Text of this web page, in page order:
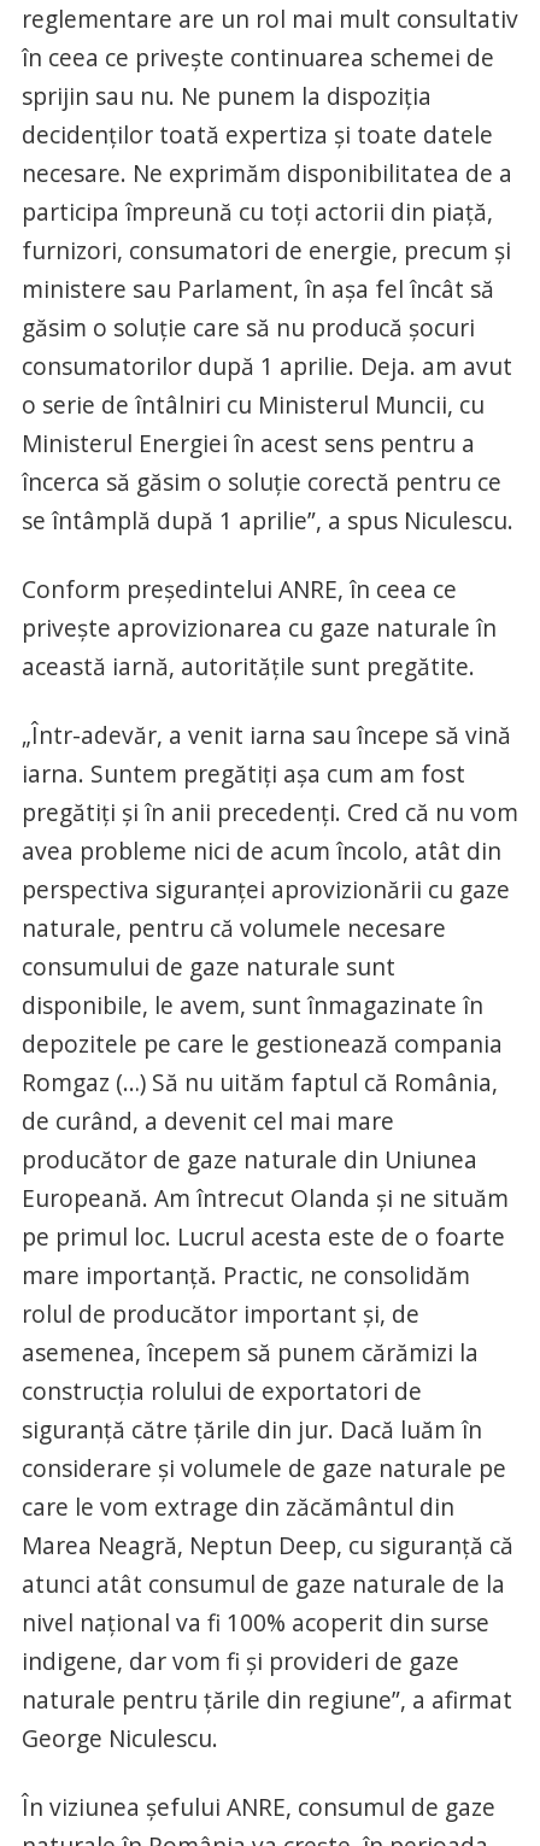
reglementare are un rol mai mult consultativ
în ceea ce priveşte continuarea schemei de
sprijin sau nu. Ne punem la dispoziţia
decidenţilor toată expertiza şi toate datele
necesare. Ne exprimăm disponibilitatea de a
participa împreună cu toţi actorii din piaţă,
furnizori, consumatori de energie, precum şi
ministere sau Parlament, în aşa fel încât să
găsim o soluţie care să nu producă şocuri
consumatorilor după 1 aprilie. Deja. am avut
o serie de întâlniri cu Ministerul Muncii, cu
Ministerul Energiei în acest sens pentru a
încerca să găsim o soluţie corectă pentru ce
se întâmplă după 1 aprilie”, a spus Niculescu.
Conform preşedintelui ANRE, în ceea ce
priveşte aprovizionarea cu gaze naturale în
această iarnă, autorităţile sunt pregătite.
„Într-adevăr, a venit iarna sau începe să vină
iarna. Suntem pregătiţi aşa cum am fost
pregătiţi şi în anii precedenţi. Cred că nu vom
avea probleme nici de acum încolo, atât din
perspectiva siguranţei aprovizionării cu gaze
naturale, pentru că volumele necesare
consumului de gaze naturale sunt
disponibile, le avem, sunt înmagazinate în
depozitele pe care le gestionează compania
Romgaz (…) Să nu uităm faptul că România,
de curând, a devenit cel mai mare
producător de gaze naturale din Uniunea
Europeană. Am întrecut Olanda şi ne situăm
pe primul loc. Lucrul acesta este de o foarte
mare importanţă. Practic, ne consolidăm
rolul de producător important şi, de
asemenea, începem să punem cărămizi la
construcţia rolului de exportatori de
siguranţă către ţările din jur. Dacă luăm în
considerare şi volumele de gaze naturale pe
care le vom extrage din zăcământul din
Marea Neagră, Neptun Deep, cu siguranţă că
atunci atât consumul de gaze naturale de la
nivel naţional va fi 100% acoperit din surse
indigene, dar vom fi şi provideri de gaze
naturale pentru ţările din regiune”, a afirmat
George Niculescu.
În viziunea şefului ANRE, consumul de gaze